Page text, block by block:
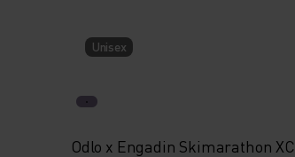
Unisex
Odlo x Engadin Skimarathon XC